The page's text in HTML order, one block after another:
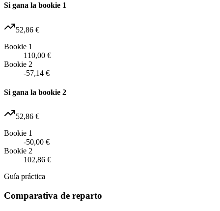
Si gana la bookie 1
52,86 €
Bookie 1
110,00 €
Bookie 2
-57,14 €
Si gana la bookie 2
52,86 €
Bookie 1
-50,00 €
Bookie 2
102,86 €
Guía práctica
Comparativa de reparto